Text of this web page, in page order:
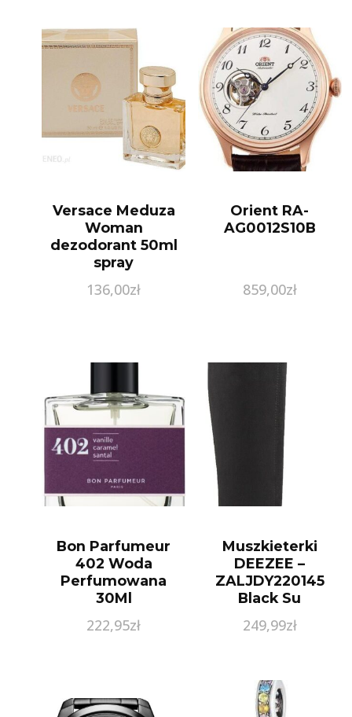
Versace Meduza
Woman
dezodorant 50ml
spray
136,00zł
Orient RA-
AG0012S10B
859,00zł
Bon Parfumeur
402 Woda
Perfumowana
30Ml
222,95zł
Muszkieterki
DEEZEE –
ZALJDY220145
Black Su
249,99zł